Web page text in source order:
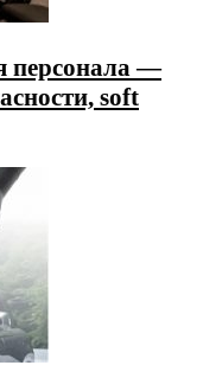
персонала —
soft